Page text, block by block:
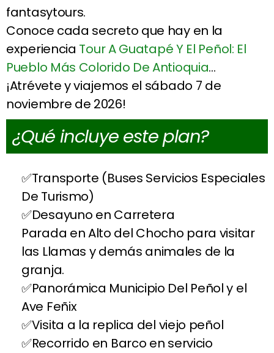
fantasytours.
Conoce cada secreto que hay en la
experiencia Tour A Guatapé Y El Peñol: El
Pueblo Más Colorido De Antioquia…
¡Atrévete y viajemos el sábado 7 de
noviembre de 2026!
¿Qué incluye este plan?
Transporte (Buses Servicios Especiales
De Turismo)
Desayuno en Carretera
Parada en Alto del Chocho para visitar
las Llamas y demás animales de la
granja.
Panorámica Municipio Del Peñol y el
Ave Feñix
Visita a la replica del viejo peñol
Recorrido en Barco en servicio